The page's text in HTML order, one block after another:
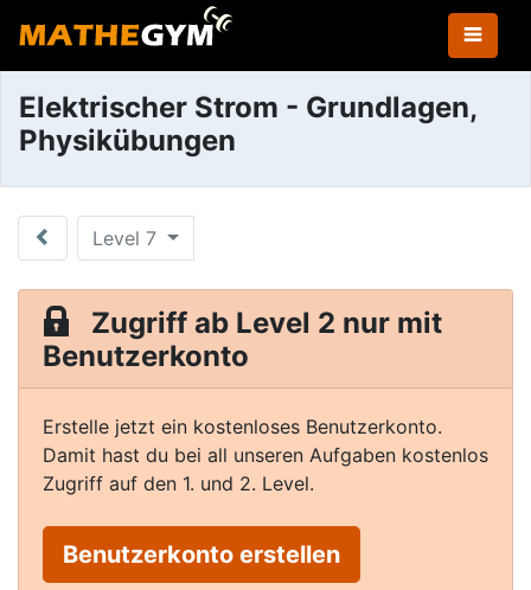
Elektrischer Strom - Grundlagen,
Physikübungen
Level 7
Zugriff ab Level 2 nur mit
Benutzerkonto
Erstelle jetzt ein kostenloses Benutzerkonto.
Damit hast du bei all unseren Aufgaben kostenlos
Zugriff auf den 1. und 2. Level.
Benutzerkonto erstellen